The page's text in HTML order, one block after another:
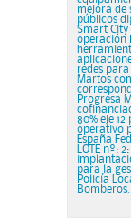
mejora de
públicos
Smart
operación
redes
Martos
Progresa
80% eje
operativo
España
LOTE nº:
para la
Policía
Bomberos...